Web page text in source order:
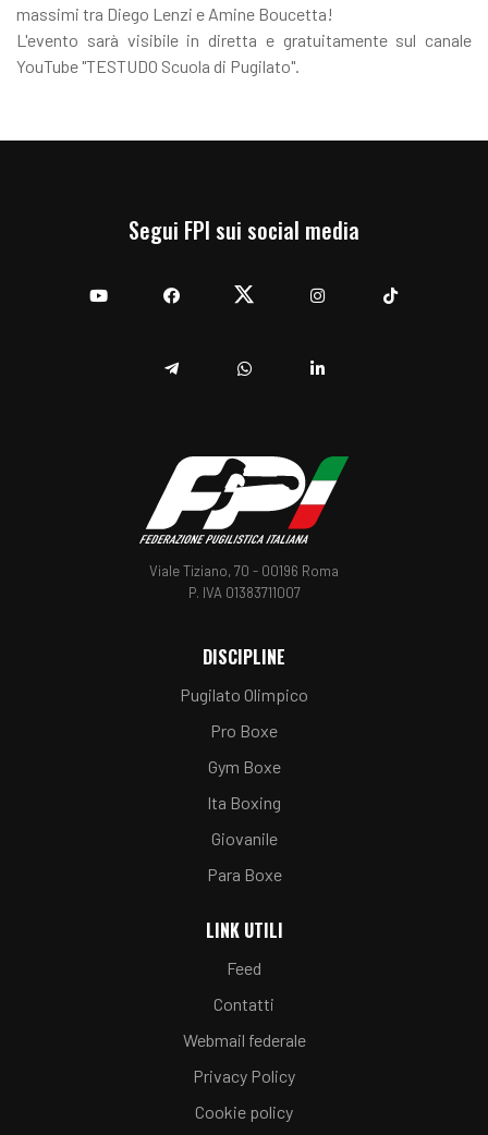
massimi tra Diego Lenzi e Amine Boucetta!
L'evento sarà visibile in diretta e gratuitamente sul canale
YouTube "TESTUDO Scuola di Pugilato".
Segui FPI sui social media
Viale Tiziano, 70 - 00196 Roma
P. IVA 01383711007
DISCIPLINE
Pugilato Olimpico
Pro Boxe
Gym Boxe
Ita Boxing
Giovanile
Para Boxe
LINK UTILI
Feed
Contatti
Webmail federale
Privacy Policy
Cookie policy